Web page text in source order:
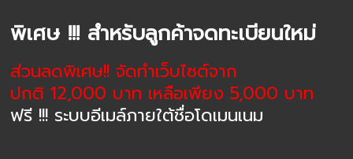
พิเศษ !!! สำหรับลูกค้าจดทะเบียนใหม่
ส่วนลดพิเศษ!! จัดทำเว็บไซต์จาก
ปกติ 12,000 บาท เหลือเพียง 5,000 บาท
ฟรี !!! ระบบอีเมล์ภายใต้ชื่อโดเมนเนม